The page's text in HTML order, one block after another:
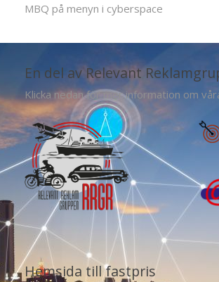
MBQ på menyn i cyberspace
En del av Relevant
Klicka nedan för mer information om
Hemsida till fastpris